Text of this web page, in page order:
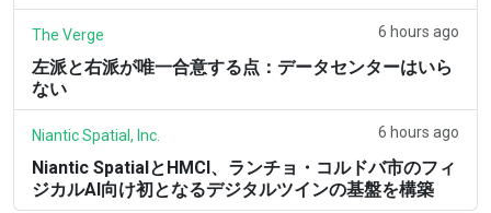
The Verge 6 hours ago
左派と右派が唯一合意する点：データセンターはいら
ない
Niantic Spatial, Inc. 6 hours ago
Niantic SpatialとHMCI、ランチョ・コルドバ市のフィ
ジカルAI向け初となるデジタルツインの基盤を構築